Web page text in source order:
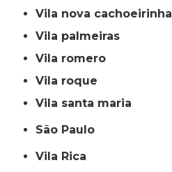
vila nova cachoeirinha
vila palmeiras
vila romero
vila roque
vila santa maria
São Paulo
Vila Rica